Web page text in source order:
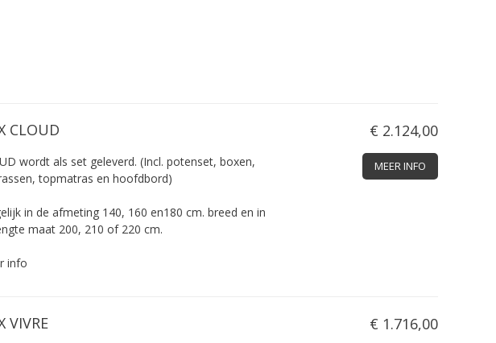
CLOUD € 2.124,00
MEER INFO
wordt als set geleverd. (Incl. potenset, boxen,
topmatras en hoofdbord)
in de afmeting 140, 160 en180 cm. breed en in
maat 200, 210 of 220 cm.
info
VIVRE € 1.716,00